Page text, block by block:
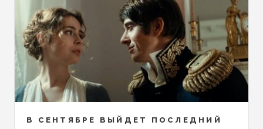
В СЕНТЯБРЕ ВЫЙДЕТ ПОСЛЕДНИЙ